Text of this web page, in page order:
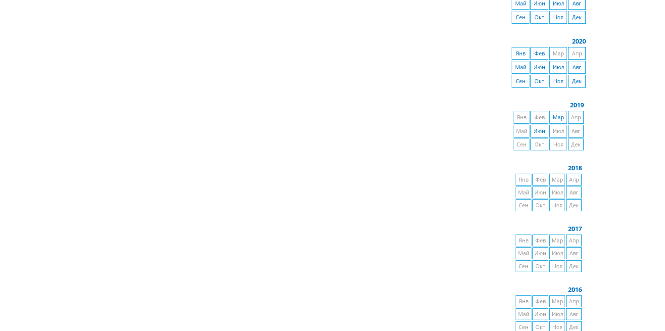
Май
Июн Июл
Авг
Сен
Окт Ноя Дек
2020
Янв Фев Мар
Апр
Май
Июн Июл
Авг
Сен
Окт Ноя Дек
2019
Янв Фев Мар
Апр
Май
Июн Июл
Авг
Сен
Окт Ноя Дек
2018
Янв Фев Мар
Апр
Май
Июн Июл
Авг
Сен
Окт Ноя Дек
2017
Янв Фев Мар
Апр
Май
Июн Июл
Авг
Сен
Окт Ноя Дек
2016
Янв Фев Мар
Апр
Май
Июн Июл
Авг
Сен
Окт Ноя Дек